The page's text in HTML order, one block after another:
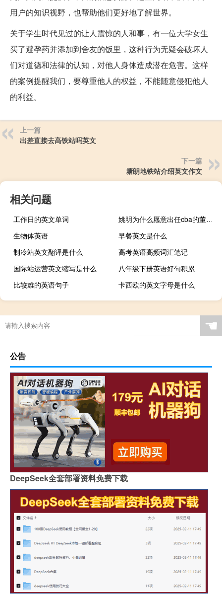
用户的知识视野，也帮助他们更好地了解世界。
关于学生时代见过的让人震惊的人和事，有一位大学女生
买了避孕药并添加到舍友的饭里，这种行为无疑会破坏人
们对道德和法律的认知，对他人身体造成潜在危害。这样
的案例提醒我们，要尊重他人的权益，不能随意侵犯他人
的利益。
上一篇
出差直接去高铁站吗英文
下一篇
塘朗地铁站介绍英文作文
相关问题
工作日的英文单词
姚明为什么愿意出任cba的董事长 姚明还当cba董事长吗
生物体英语
早餐英文是什么
制冷站英文翻译是什么
高考英语高频词汇笔记
国际站运营英文缩写是什么
八年级下册英语好句积累
比较难的英语句子
卡西欧的英文字母是什么
☚
公告
DeepSeek全套部署资料免费下载